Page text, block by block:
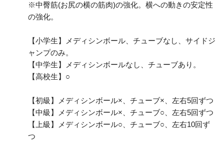
※中臀筋(お尻の横の筋肉)の強化。横への動きの安定性
の強化。
【小学生】メディシンボール、チューブなし、サイドジ
ャンプのみ。
【中学生】メディシンボールなし、チューブあり。
【高校生】○
【初級】メディシンボール×、チューブ×、左右5回ずつ
【中級】メディシンボール×、チューブ○、左右5回ずつ
【上級】メディシンボール○、チューブ○、左右10回ず
つ